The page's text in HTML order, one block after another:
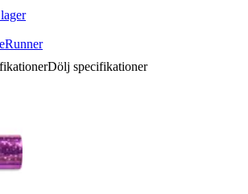
Dölj specifikationer